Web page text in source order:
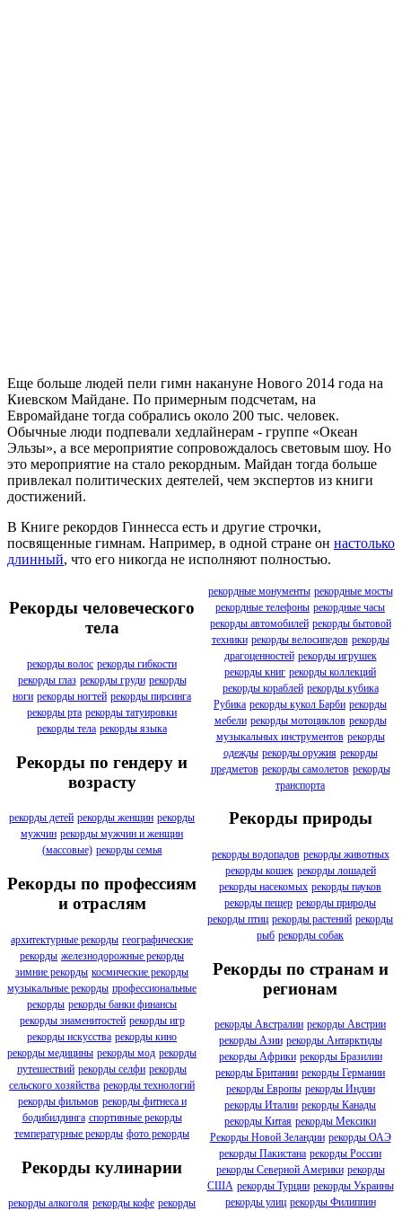
Еще больше людей пели гимн накануне Нового 2014 года на
Киевском Майдане. По примерным подсчетам, на
Евромайдане тогда собрались около 200 тыс. человек.
Обычные люди подпевали хедлайнерам - группе «Океан
Эльзы», а все мероприятие сопровождалось световым шоу. Но
это мероприятие на стало рекордным. Майдан тогда больше
привлекал политических деятелей, чем экспертов из книги
достижений.
В Книге рекордов Гиннесса есть и другие строчки,
посвященные гимнам. Например, в одной стране он настолько
длинный, что его никогда не исполняют полностью.
Рекорды человеческого
тела
рекорды волос рекорды гибкости
рекорды глаз рекорды груди рекорды
ноги рекорды ногтей рекорды пирсинга
рекорды рта рекорды татуировки
рекорды тела рекорды языка
Рекорды по гендеру и
возрасту
рекорды детей рекорды женщин рекорды
мужчин рекорды мужчин и женщин
(массовые) рекорды семья
Рекорды по профессиям
и отраслям
архитектурные рекорды географические
рекорды железнодорожные рекорды
зимние рекорды космические рекорды
музыкальные рекорды профессиональные
рекорды рекорды банки финансы
рекорды знаменитостей рекорды игр
рекорды искусства рекорды кино
рекорды медицины рекорды мод рекорды
путешествий рекорды селфи рекорды
сельского хозяйства рекорды технологий
рекорды фильмов рекорды фитнеса и
бодибилдинга спортивные рекорды
температурные рекорды фото рекорды
Рекорды кулинарии
рекорды алкоголя рекорды кофе рекорды
рекордные монументы рекордные мосты
рекордные телефоны рекордные часы
рекорды автомобилей рекорды бытовой
техники рекорды велосипедов рекорды
драгоценностей рекорды игрушек
рекорды книг рекорды коллекций
рекорды кораблей рекорды кубика
Рубика рекорды кукол Барби рекорды
мебели рекорды мотоциклов рекорды
музыкальных инструментов рекорды
одежды рекорды оружия рекорды
предметов рекорды самолетов рекорды
транспорта
Рекорды природы
рекорды водопадов рекорды животных
рекорды кошек рекорды лошадей
рекорды насекомых рекорды пауков
рекорды пещер рекорды природы
рекорды птиц рекорды растений рекорды
рыб рекорды собак
Рекорды по странам и
регионам
рекорды Австралии рекорды Австрии
рекорды Азии рекорды Антарктиды
рекорды Африки рекорды Бразилии
рекорды Британии рекорды Германии
рекорды Европы рекорды Индии
рекорды Италии рекорды Канады
рекорды Китая рекорды Мексики
Рекорды Новой Зеландии рекорды ОАЭ
рекорды Пакистана рекорды России
рекорды Северной Америки рекорды
США рекорды Турции рекорды Украины
рекорды улиц рекорды Филиппин